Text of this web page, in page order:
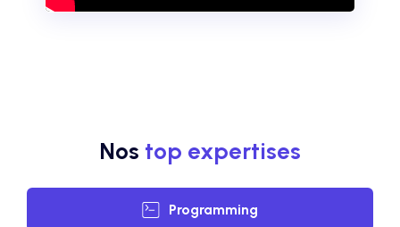
Nos top expertises
Programming